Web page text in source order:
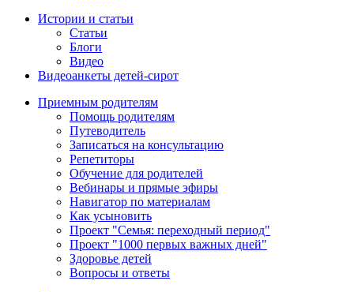
Истории и статьи
Статьи
Блоги
Видео
Видеоанкеты детей-сирот
Приемным родителям
Помощь родителям
Путеводитель
Записаться на консультацию
Репетиторы
Обучение для родителей
Вебинары и прямые эфиры
Навигатор по материалам
Как усыновить
Проект "Семья: переходный период"
Проект "1000 первых важных дней"
Здоровье детей
Вопросы и ответы